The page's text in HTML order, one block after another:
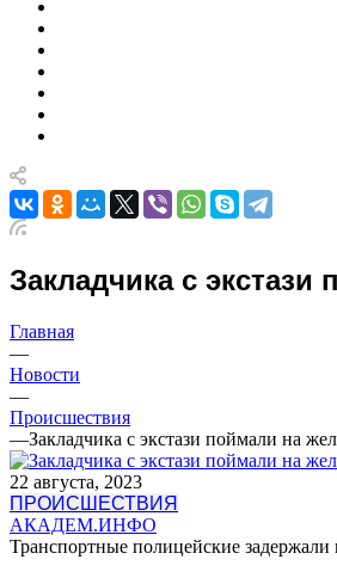
Закладчика с
Главная
—
Новости
—
Происшествия
—Закладчика с экстази поймали на
22 августа, 2023
ПРОИСШЕСТВИЯ
АКАДЕМ.ИНФО
Транспортные полицейские задержали